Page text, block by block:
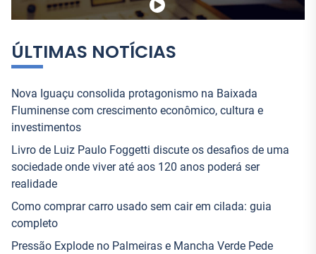
ÚLTIMAS NOTÍCIAS
Nova Iguaçu consolida protagonismo na Baixada
Fluminense com crescimento econômico, cultura e
investimentos
Livro de Luiz Paulo Foggetti discute os desafios de uma
sociedade onde viver até aos 120 anos poderá ser
realidade
Como comprar carro usado sem cair em cilada: guia
completo
Pressão Explode no Palmeiras e Mancha Verde Pede